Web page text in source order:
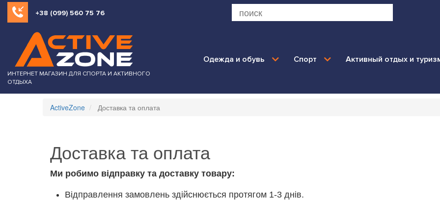
+38 (099) 560 75 76
ИНТЕРНЕТ МАГАЗИН ДЛЯ СПОРТА И АКТИВНОГО
ОТДЫХА
Одежда и обувь Спорт Активный отдых и
ActiveZone Доставка та оплата
Доставка та оплата
Ми робимо відправку та доставку товару:
Відправлення замовлень здійснюється протягом 1-3 днів.